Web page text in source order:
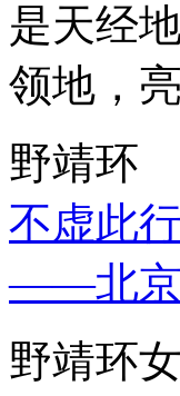
是天经
领地，
野靖环
不虚此行
——北京
野靖环